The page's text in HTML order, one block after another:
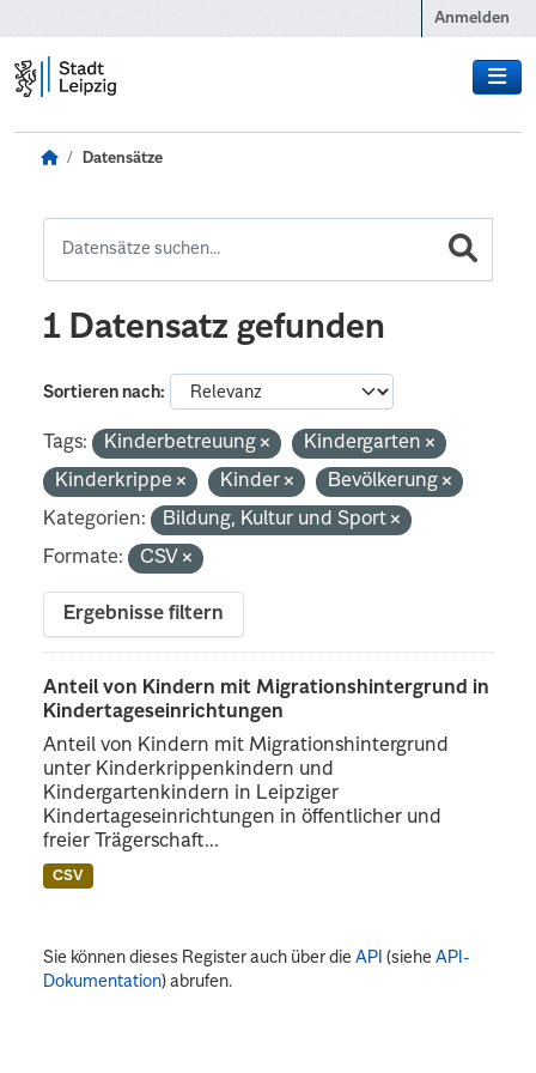
Anmelden
Datensätze
1 Datensatz gefunden
Sortieren nach
Tags: Kinderbetreuung
Kindergarten
Kinderkrippe
Kinder
Bevölkerung
Kategorien:
Bildung, Kultur und Sport
Formate:
CSV
Ergebnisse filtern
Anteil von Kindern mit Migrationshintergrund in
Kindertageseinrichtungen
Anteil von Kindern mit Migrationshintergrund
unter Kinderkrippenkindern und
Kindergartenkindern in Leipziger
Kindertageseinrichtungen in öffentlicher und
freier Trägerschaft...
CSV
Sie können dieses Register auch über dieAPI (sieheAPI-
Dokumentation) abrufen.